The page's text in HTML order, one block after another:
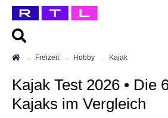
Freizeit Hobby Kajak
Kajak Test 2026 • Die 6 besten
Kajaks im Vergleich